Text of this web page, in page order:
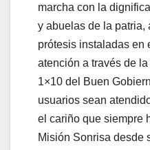
marcha con la
y abuelas de la patria,
prótesis instaladas en
atención a través de
1×10 del Buen
usuarios sean
el cariño que siempre
Misión Sonrisa desde